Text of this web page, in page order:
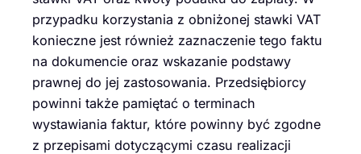
przypadku korzystania z obniżonej stawki VAT
konieczne jest również zaznaczenie tego faktu
na dokumencie oraz wskazanie podstawy
prawnej do jej zastosowania. Przedsiębiorcy
powinni także pamiętać o terminach
wystawiania faktur, które powinny być zgodne
z przepisami dotyczącymi czasu realizacji